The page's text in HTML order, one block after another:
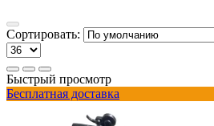
Сортировать:
Быстрый просмотр
Бесплатная доставка